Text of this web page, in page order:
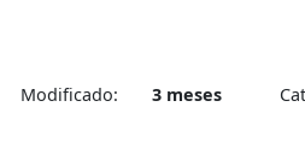
Modificado: 3 meses